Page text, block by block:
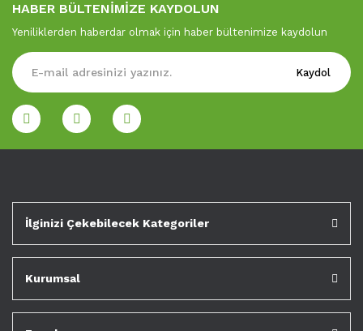
HABER BÜLTENİMİZE KAYDOLUN
Yeniliklerden haberdar olmak için haber bültenimize kaydolun
Kaydol
İlginizi Çekebilecek Kategoriler
Kurumsal